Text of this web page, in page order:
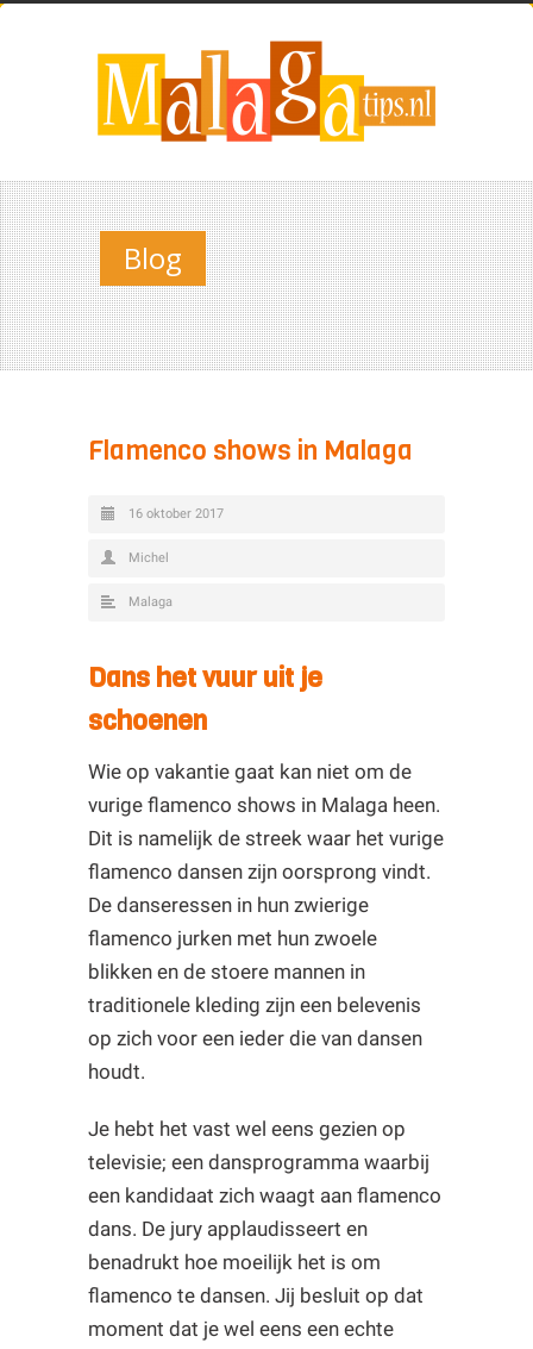
Blog
Flamenco shows in Malaga
16 oktober 2017
Michel
Malaga
Dans het vuur uit je
schoenen
Wie op vakantie gaat kan niet om de
vurige flamenco shows in Malaga heen.
Dit is namelijk de streek waar het vurige
flamenco dansen zijn oorsprong vindt.
De danseressen in hun zwierige
flamenco jurken met hun zwoele
blikken en de stoere mannen in
traditionele kleding zijn een belevenis
op zich voor een ieder die van dansen
houdt.
Je hebt het vast wel eens gezien op
televisie; een dansprogramma waarbij
een kandidaat zich waagt aan flamenco
dans. De jury applaudisseert en
benadrukt hoe moeilijk het is om
flamenco te dansen. Jij besluit op dat
moment dat je wel eens een echte